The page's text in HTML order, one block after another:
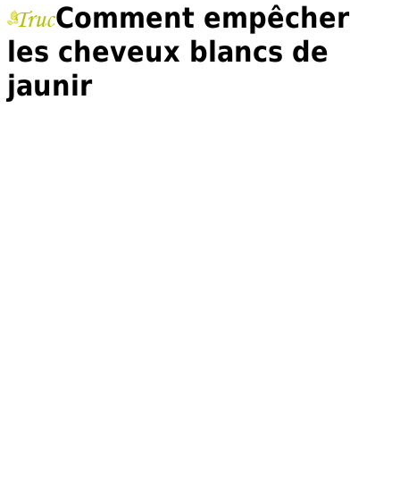
Comment empêcher
les cheveux blancs de
jaunir